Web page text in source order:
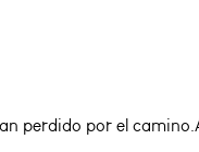
perdido por el